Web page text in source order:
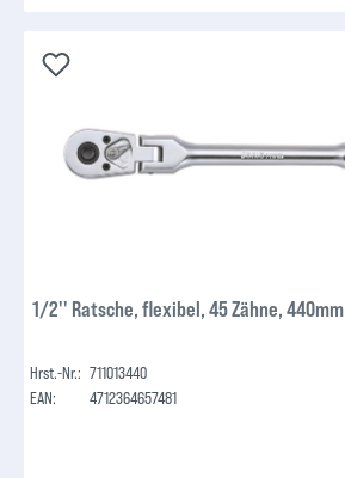
1/2'' Ratsche, flexibel, 45 Zähne, 440mm
Hrst.-Nr.: 711013440
EAN:
4712364657481